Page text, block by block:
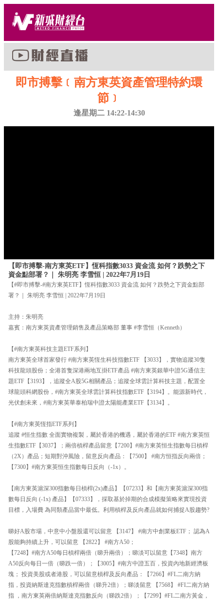
即市搏擊﹝南方東英資產管理特約環
節﹞
逢星期二 14:22-14:30
【即市搏擊-南方東英ETF】恆科指數3033 資金流 如何？跌勢之下
資金點部署？｜ 朱明亮 李雪恒 | 2022年7月19日
【#即市搏擊-#南方東英ETF】恆科指數3033 資金流 如何？跌勢之下資金點部
署？｜ 朱明亮 李雪恒 | 2022年7月19日
主持：朱明亮
嘉賓：南方東英資產管理銷售及產品策略部 董事 #李雪恒（Kenneth）
【#南方東英科技主題ETF系列】
南方東英全球首家發行 #南方東英恆生科技指數ETF 【3033】，實物追蹤30隻
科技龍頭股份；全港首隻深港兩地互掛ETF產品 #南方東英銀華中證5G通信主
題ETF【3193】，追蹤全A股5G相關產品；追蹤全球雲計算科技主題，配置全
球龍頭科網股份，#南方東英全球雲計算科技指數ETF【3194】。能源新時代，
光伏創未來，#南方東英華泰柏瑞中證太陽能產業ETF【3134】。
【#南方東英恆指ETF系列】
追蹤 #恒生指數 全面實物複製，屬於香港的機遇，屬於香港的ETF #南方東英恒
生指數ETF【3037】；兩倍槓桿產品留意【7200】#南方東英恒生指數每日槓桿
（2X）產品；短期對沖風險，留意反向產品：【7500】 #南方恒指反向兩倍；
【7300】#南方東英恒生指數每日反向（-1x）。
【南方東英滬深300指數每日槓桿(2x)產品】【07233】和【南方東英滬深300指
數每日反向 (-1x) 產品】【07333】，採取基於掉期的合成模擬策略來實現投資
目標，入場費 為同類產品當中最低。利用槓桿及反向產品就如何捕捉A股趨勢?
睇好A股市場，中意中小盤股還可以留意 【3147】 #南方中創業板ETF； 認為A
股能夠持續上升，可以留意 【2822】 #南方A50；
【7248】#南方A50每日槓桿兩倍（睇升兩倍）；睇淡可以留意【7348】南方
A50反向每日一倍（睇跌一倍）；【3005】#南方中證五百，投資內地新經濟板
塊； 投資美股或者港股，可以留意槓桿及反向產品：【7266】#FL二南方納
指，投資納斯達克指數槓桿兩倍（睇升2倍）；睇淡留意 【7568】 #FI二南方納
指 ，南方東英兩倍納斯達克指數反向（睇跌2倍）；【7299】#FL二南方黃金，